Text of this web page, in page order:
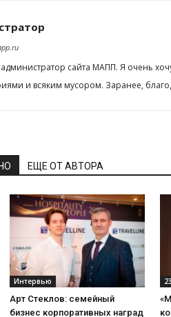
администратор сайта МАПП. Я очень
и всяким мусором. Заранее,
ЕЩЕ ОТ АВТОРА
Интервью
Арт Стеклов: семейный
бизнес корпоративных наград